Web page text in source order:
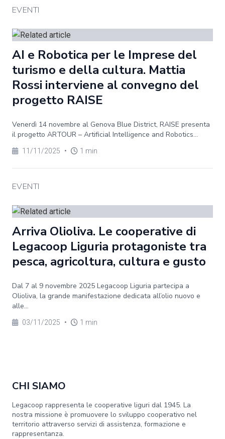
EVENTI
AI e Robotica per le Imprese del
turismo e della cultura. Mattia
Rossi interviene al convegno del
progetto RAISE
Venerdì 14 novembre al Genova Blue District, RAISE presenta
il progetto ARTOUR – Artificial Intelligence and Robotics...
11/11/2025 • 1 min
EVENTI
Arriva Olioliva. Le cooperative di
Legacoop Liguria protagoniste tra
pesca, agricoltura, cultura e gusto
Dal 7 al 9 novembre 2025 Legacoop Liguria partecipa a
Olioliva, la grande manifestazione dedicata all’olio nuovo e
alle...
03/11/2025 • 1 min
CHI SIAMO
Legacoop rappresenta le cooperative liguri dal 1945. La
nostra missione è promuovere lo sviluppo cooperativo nel
territorio attraverso servizi di assistenza, formazione e
rappresentanza.